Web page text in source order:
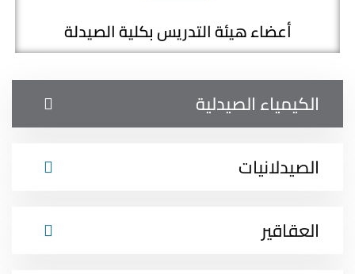
أعضاء هيئة التدريس بكلية الصيدلة
الكيمياء الصيدلية
الصيدلانيات
العقاقير